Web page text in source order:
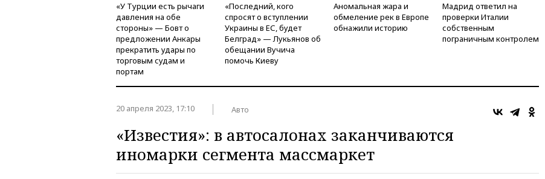
«У Турции есть рычаги
давления на обе
стороны» — Бовт о
предложении Анкары
прекратить удары по
торговым судам и
портам
«Последний, кого
спросят о вступлении
Украины в ЕС, будет
Белград» — Лукьянов об
обещании Вучича
помочь Киеву
Аномальная жара и
обмеление рек в Европе
обнажили историю
Мадрид ответил на
проверки Италии
собственным
пограничным контролем
20 апреля 2023, 17:10 Авто
«Известия»: в автосалонах заканчиваются
иномарки сегмента массмаркет